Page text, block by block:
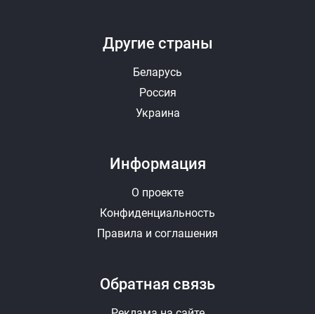
Другие страны
Беларусь
Россия
Украина
Информация
О проекте
Конфиденциальность
Правила и соглашения
Обратная связь